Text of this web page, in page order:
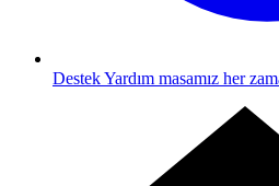
DestekYardım masamız her